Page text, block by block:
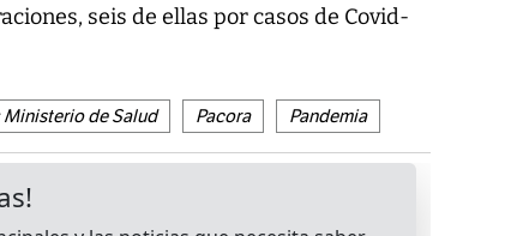
seis de ellas por casos de Covid-
Ministerio de Salud Pacora Pandemia